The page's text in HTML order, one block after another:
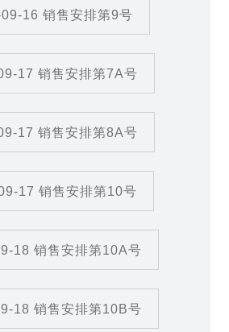
16 销售安排第9号
17 销售安排第7A号
17 销售安排第8A号
17 销售安排第10号
18 销售安排第10A号
18 销售安排第10B号